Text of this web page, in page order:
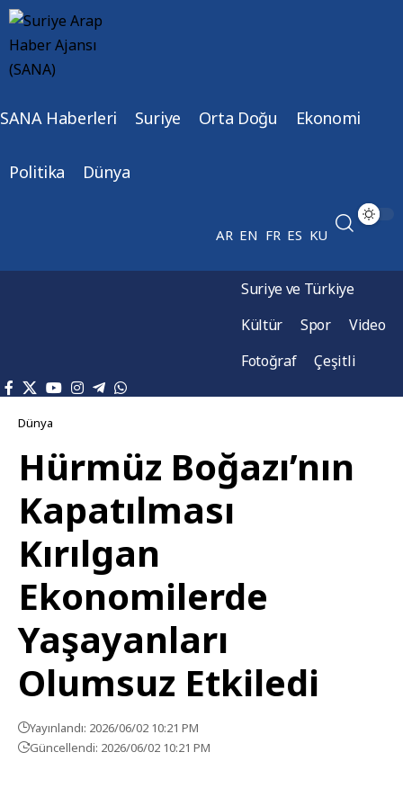
SANA Haberleri Suriye Orta Doğu Ekonomi
Politika Dünya
AR EN FR ES KU
Suriye ve Türkiye
Kültür
Spor
Video
Fotoğraf
Çeşitli
Dünya
Hürmüz Boğazı’nın
Kapatılması
Kırılgan
Ekonomilerde
Yaşayanları
Olumsuz Etkiledi
Yayınlandı: 2026/06/02 10:21 PM
Güncellendi: 2026/06/02 10:21 PM